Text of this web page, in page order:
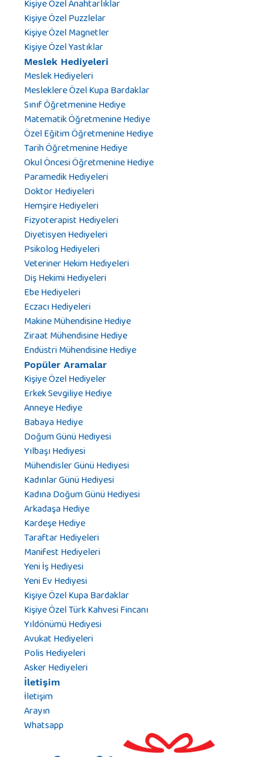
Kişiye Özel Anahtarlıklar
Kişiye Özel Puzzlelar
Kişiye Özel Magnetler
Kişiye Özel Yastıklar
Meslek Hediyeleri
Meslek Hediyeleri
Mesleklere Özel Kupa Bardaklar
Sınıf Öğretmenine Hediye
Matematik Öğretmenine Hediye
Özel Eğitim Öğretmenine Hediye
Tarih Öğretmenine Hediye
Okul Öncesi Öğretmenine Hediye
Paramedik Hediyeleri
Doktor Hediyeleri
Hemşire Hediyeleri
Fizyoterapist Hediyeleri
Diyetisyen Hediyeleri
Psikolog Hediyeleri
Veteriner Hekim Hediyeleri
Diş Hekimi Hediyeleri
Ebe Hediyeleri
Eczacı Hediyeleri
Makine Mühendisine Hediye
Ziraat Mühendisine Hediye
Endüstri Mühendisine Hediye
Popüler Aramalar
Kişiye Özel Hediyeler
Erkek Sevgiliye Hediye
Anneye Hediye
Babaya Hediye
Doğum Günü Hediyesi
Yılbaşı Hediyesi
Mühendisler Günü Hediyesi
Kadınlar Günü Hediyesi
Kadına Doğum Günü Hediyesi
Arkadaşa Hediye
Kardeşe Hediye
Taraftar Hediyeleri
Manifest Hediyeleri
Yeni İş Hediyesi
Yeni Ev Hediyesi
Kişiye Özel Kupa Bardaklar
Kişiye Özel Türk Kahvesi Fincanı
Yıldönümü Hediyesi
Avukat Hediyeleri
Polis Hediyeleri
Asker Hediyeleri
İletişim
İletişim
Arayın
Whatsapp